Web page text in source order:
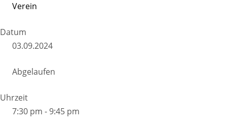
Verein
Datum
03.09.2024
Abgelaufen
Uhrzeit
7:30 pm - 9:45 pm